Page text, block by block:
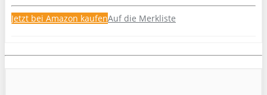
Jetzt bei Amazon kaufenAuf die Merkliste